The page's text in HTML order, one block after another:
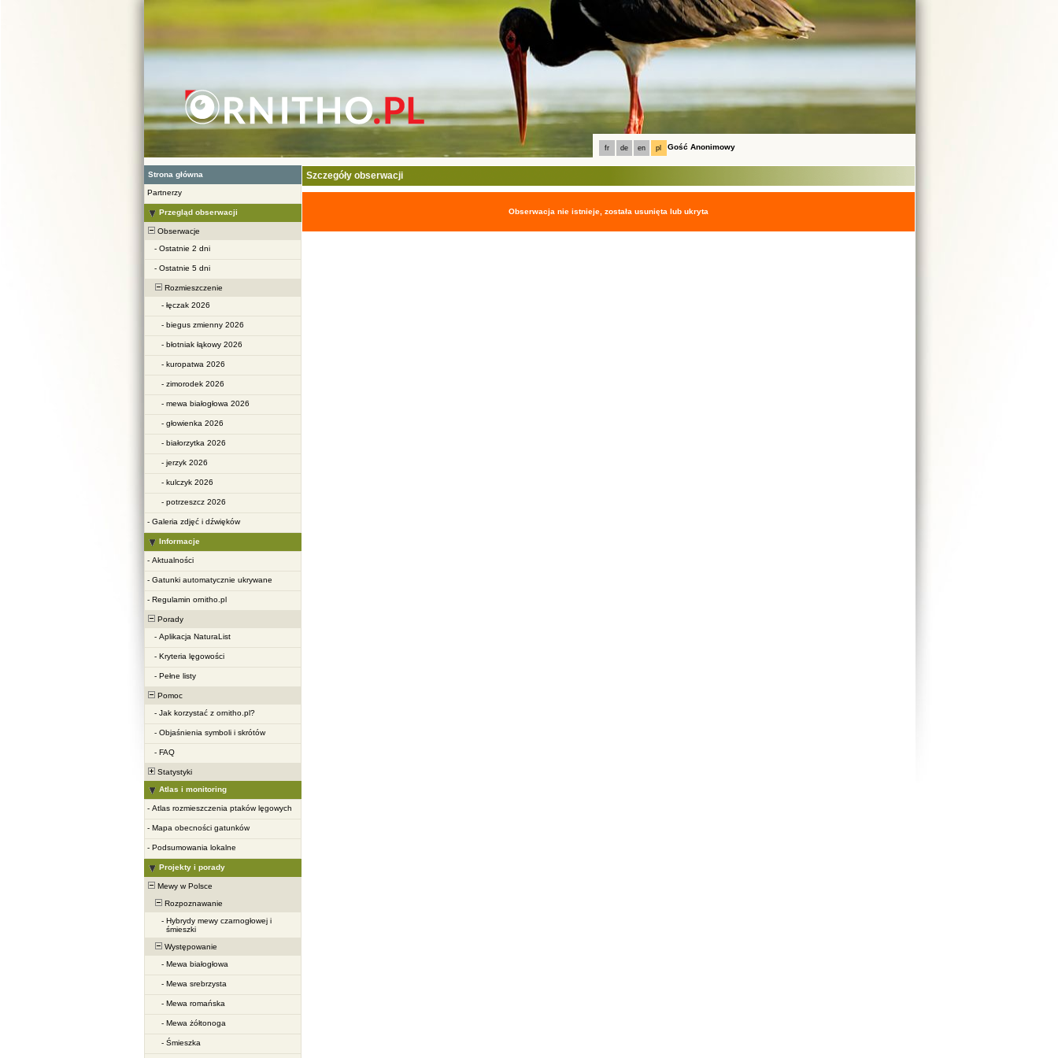
fr de en pl Gość Anonimowy
Strona główna
Partnerzy
Przegląd obserwacji
Obserwacje
- Ostatnie 2 dni
- Ostatnie 5 dni
Rozmieszczenie
- łęczak 2026
- biegus zmienny 2026
- błotniak łąkowy 2026
- kuropatwa 2026
- zimorodek 2026
- mewa białogłowa 2026
- głowienka 2026
- białorzytka 2026
- jerzyk 2026
- kulczyk 2026
- potrzeszcz 2026
- Galeria zdjęć i dźwięków
Informacje
- Aktualności
- Gatunki automatycznie ukrywane
- Regulamin ornitho.pl
Porady
- Aplikacja NaturaList
- Kryteria lęgowości
- Pełne listy
Pomoc
- Jak korzystać z ornitho.pl?
- Objaśnienia symboli i skrótów
- FAQ
Statystyki
Atlas i monitoring
- Atlas rozmieszczenia ptaków lęgowych
- Mapa obecności gatunków
- Podsumowania lokalne
Projekty i porady
Mewy w Polsce
Rozpoznawanie
- Hybrydy mewy czarnogłowej i
śmieszki
Występowanie
- Mewa białogłowa
- Mewa srebrzysta
- Mewa romańska
- Mewa żółtonoga
- Śmieszka
Szczegóły obserwacji
Obserwacja nie istnieje, została usunięta lub ukryta